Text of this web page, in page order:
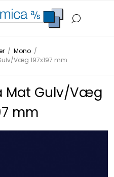
/ Mono /
Væg 197x197 mm
Mat Gulv/Væg
mm